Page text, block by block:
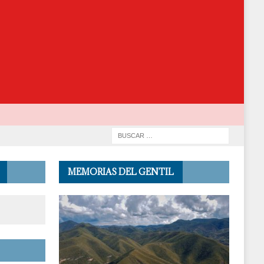
MEMORIAS DEL GENTIL